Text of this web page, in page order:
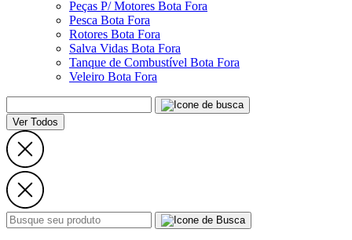
Peças P/ Motores Bota Fora
Pesca Bota Fora
Rotores Bota Fora
Salva Vidas Bota Fora
Tanque de Combustível Bota Fora
Veleiro Bota Fora
Ver Todos